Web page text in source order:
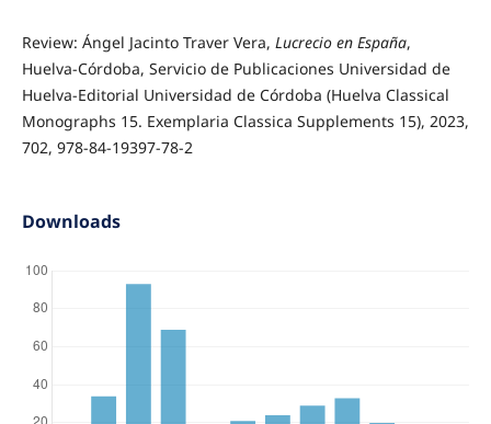
Review: Ángel Jacinto Traver Vera, Lucrecio en España,
Huelva-Córdoba, Servicio de Publicaciones Universidad de
Huelva-Editorial Universidad de Córdoba (Huelva Classical
Monographs 15. Exemplaria Classica Supplements 15), 2023,
702, 978-84-19397-78-2
Downloads